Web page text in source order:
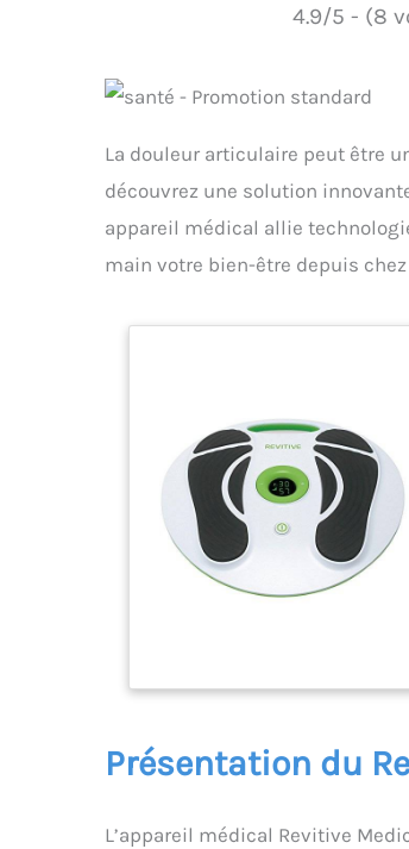
4.9/5 - (8
La douleur articulaire peut être
découvrez une solution
appareil médical allie
main votre bien-être depuis
Présentation du
L’appareil médical Revitive